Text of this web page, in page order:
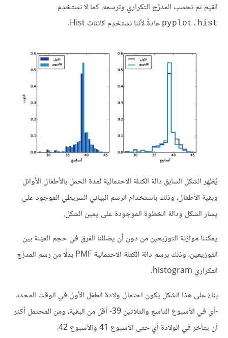
القيم ثم تحسب المدرَّج التكراري وترسمه، كما لا نستخدِم
pyplot.hist عادةً لأننا نستخدِم كائنات Hist.
يُظهِر الشكل السابق دالة الكتلة الاحتمالية لمدة الحمل بالأطفال الأوائل
وبقية الأطفال، وذلك باستخدام الرسم البياني الشريطي الموجود على
يسار الشكل ودالة الخطوة الموجودة على يمين الشكل.
يمكننا موازنة التوزيعين من دون أن يضللنا الفرق في حجم العيّنة بين
التوزيعين، وذلك برسم دالة الكتلة الاحتمالية PMF بدلًا من رسم المدرَّج
التكراري histogram.
بناءً على هذا الشكل يكون احتمال ولادة الطفل الأول في الوقت المحدد
-أي في الأسبوع التاسع والثلاثين 39- أقل من البقية، ومن المحتمل أكثر
أن يتأخر في الولادة أي حتى الأسبوع 41 والأسبوع 42.